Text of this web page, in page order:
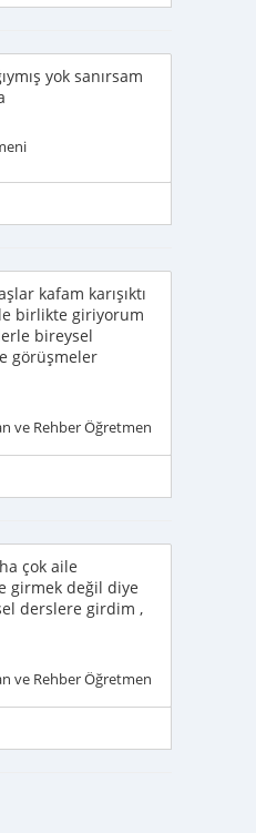
yok sanırsam
kafam karışıktı
birlikte giriyorum
bireysel
görüşmeler
ve Rehber Öğretmen
çok aile
girmek değil diye
derslere girdim ,
ve Rehber Öğretmen